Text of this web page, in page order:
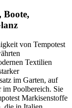
Boote,
von Tempotest
Textilien
im Garten, auf
im Poolbereich. Sie
Markisenstoffe